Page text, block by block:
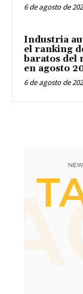
6 de agosto de
Industria
el ranking
baratos del
en agosto
6 de agosto de